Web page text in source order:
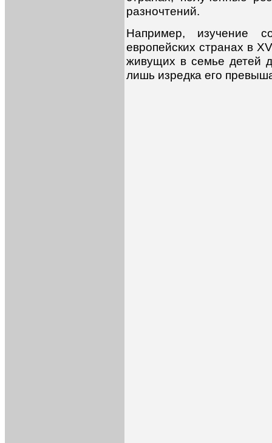
разночтений.
Например, изучение
европейских странах в
живущих в семье детей
лишь изредка его